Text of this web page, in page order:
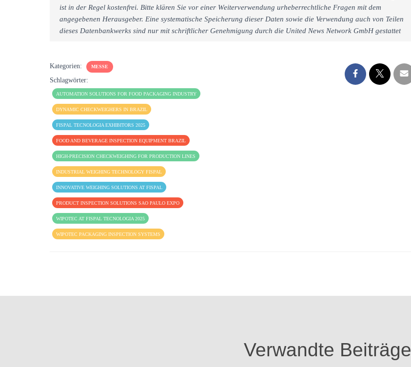
ist in der Regel kostenfrei. Bitte klären Sie vor einer Weiterverwendung urheberrechtliche Fragen mit dem
angegebenen Herausgeber. Eine systematische Speicherung dieser Daten sowie die Verwendung auch von Teilen
dieses Datenbankwerks sind nur mit schriftlicher Genehmigung durch die United News Network GmbH gestattet
Kategorien: MESSE
Schlagwörter:
AUTOMATION SOLUTIONS FOR FOOD PACKAGING INDUSTRY
DYNAMIC CHECKWEIGHERS IN BRAZIL
FISPAL TECNOLOGIA EXHIBITORS 2025
FOOD AND BEVERAGE INSPECTION EQUIPMENT BRAZIL
HIGH-PRECISION CHECKWEIGHING FOR PRODUCTION LINES
INDUSTRIAL WEIGHING TECHNOLOGY FISPAL
INNOVATIVE WEIGHING SOLUTIONS AT FISPAL
PRODUCT INSPECTION SOLUTIONS SAO PAULO EXPO
WIPOTEC AT FISPAL TECNOLOGIA 2025
WIPOTEC PACKAGING INSPECTION SYSTEMS
Verwandte Beiträge